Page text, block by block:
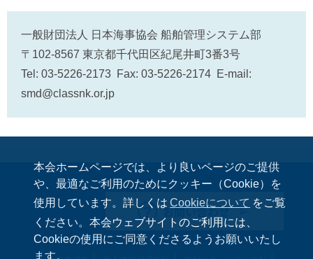
本会ホームページでは、より良いページのご提供
や、最適なご利用のためにクッキー（Cookie）を
使用しています。詳しくは Cookieについて をご覧
ください。本会ウェブサイトのご利用には、
Cookieの使用にご同意くださるようお願いいたし
ます。
一般財団法人 日本海事協会 船舶管理システム部
〒102-8567 東京都千代田区紀尾井町3番3号
Tel: 03-5226-2173 Fax: 03-5226-2174 E-mail:
smd@classnk.or.jp
お問い合わせ